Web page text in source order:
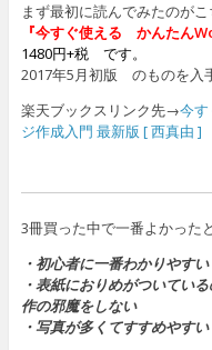
まず最初に読んでみたのがこ
『今すぐ使える かんたん
1480円+税 です。
2017年5月初版 のものを入手
楽天ブックスリンク先→今
ジ作成入門 最新版 [ 西真由 ]
3冊買った中で一番よかった
・初心者に一番わかりやすい
・表紙におりめがついてい
作の邪魔をしない
・写真が多くてすすめやすい